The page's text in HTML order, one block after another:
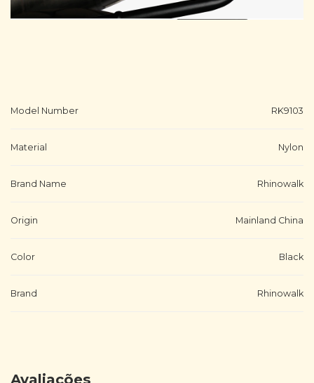
Model Number RK9103
Material Nylon
Brand Name Rhinowalk
Origin Mainland China
Color Black
Brand Rhinowalk